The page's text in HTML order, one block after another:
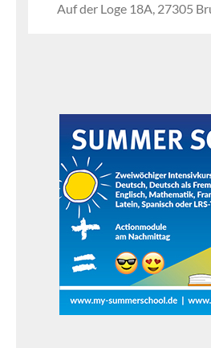
Auf der Loge 18A, 27305